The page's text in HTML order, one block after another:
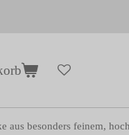
aus besonders feinem,